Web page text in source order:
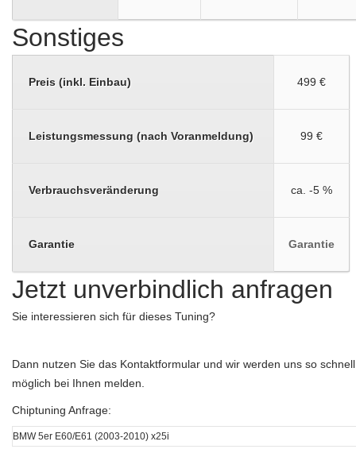
Sonstiges
Preis (inkl. Einbau) 499 €
Leistungsmessung (nach Voranmeldung) 99 €
Verbrauchsveränderung ca. -5 %
Garantie Garantie
Jetzt unverbindlich anfragen
Sie interessieren sich für dieses Tuning?
Dann nutzen Sie das Kontaktformular und wir werden uns so
möglich bei Ihnen melden.
Chiptuning Anfrage: